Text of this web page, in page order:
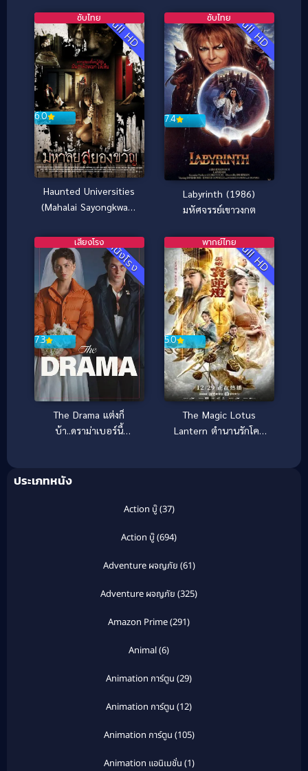
Full HD
6.0
ซับไทย
Haunted Universities
(Mahalai Sayongkwan)
ขวัญ
Full HD
7.4
ซับไทย
Labyrinth (1986)
มหัศจรรย์เขาวงกต
หนังโรง
7.3
เสียงโรง
The Drama แต่งก็
บ้า..ดราม่าเบอร์นี้
Full HD
5.0
พากย์ไทย
The Magic Lotus
Lantern ตำนานรักโคม
ประเภทหนัง
Action บู๊(37)
Action บู๊(694)
Adventure ผจญภัย (61)
Adventure ผจญภัย (325)
Amazon Prime(291)
Animal(6)
Animation การ์ตูน (29)
Animation การ์ตูน (12)
Animation การ์ตูน (105)
Animation แอนิเมชั่น (1)